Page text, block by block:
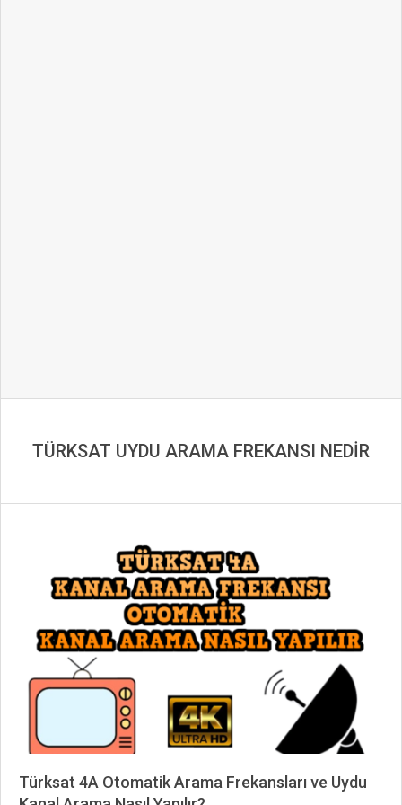
TÜRKSAT UYDU ARAMA FREKANSI NEDİR
Türksat 4A Otomatik Arama Frekansları ve Uydu